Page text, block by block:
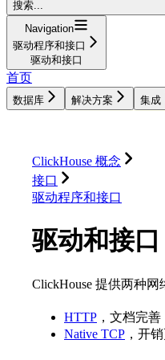
搜索...
Navigation
驱动程序和接口
驱动和接口
首页
数据库 解决方案 集成
ClickHouse 概念
接口
驱动程序和接口
驱动和接口
ClickHouse 提供两种
HTTP ，文档完
Native TCP ，开